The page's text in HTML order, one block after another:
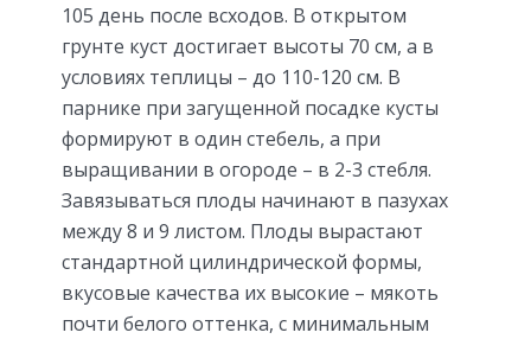
105 день после всходов. В открытом
грунте куст достигает высоты 70 см, а в
условиях теплицы – до 110-120 см. В
парнике при загущенной посадке кусты
формируют в один стебель, а при
выращивании в огороде – в 2-3 стебля.
Завязываться плоды начинают в пазухах
между 8 и 9 листом. Плоды вырастают
стандартной цилиндрической формы,
вкусовые качества их высокие – мякоть
почти белого оттенка, с минимальным